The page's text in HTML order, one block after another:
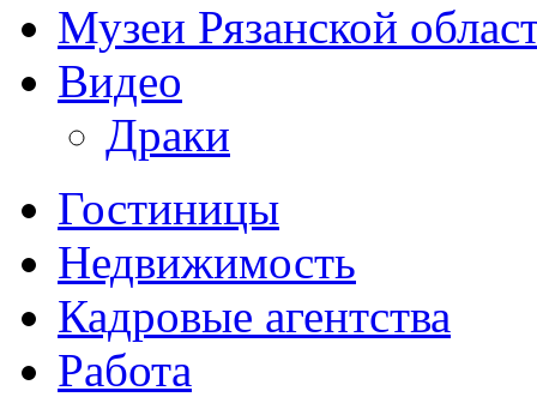
Музеи Рязанской
Видео
Драки
Гостиницы
Недвижимость
Кадровые агентства
Работа